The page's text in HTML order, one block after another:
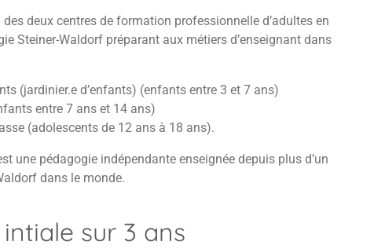
des deux centres de formation professionnelle d’adultes en
Steiner-Waldorf préparant aux métiers d’enseignant dans
(jardinier.e d’enfants) (enfants entre 3 et 7 ans)
entre 7 ans et 14 ans)
(adolescents de 12 ans à 18 ans).
une pédagogie indépendante enseignée depuis plus d’un
dans le monde.
sur 3 ans